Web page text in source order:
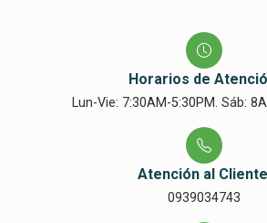
Horarios de
Lun-Vie: 7:30AM-5:30PM. Sáb:
Atención al
0939034743